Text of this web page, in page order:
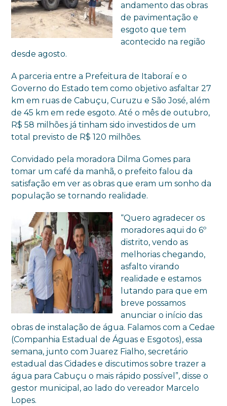
andamento das obras
de pavimentação e
esgoto que tem
acontecido na região
desde agosto.
A parceria entre a Prefeitura de Itaboraí e o
Governo do Estado tem como objetivo asfaltar 27
km em ruas de Cabuçu, Curuzu e São José, além
de 45 km em rede esgoto. Até o mês de outubro,
R$ 58 milhões já tinham sido investidos de um
total previsto de R$ 120 milhões.
Convidado pela moradora Dilma Gomes para
tomar um café da manhã, o prefeito falou da
satisfação em ver as obras que eram um sonho da
população se tornando realidade.
“Quero agradecer os
moradores aqui do 6º
distrito, vendo as
melhorias chegando,
asfalto virando
realidade e estamos
lutando para que em
breve possamos
anunciar o início das
obras de instalação de água. Falamos com a Cedae
(Companhia Estadual de Águas e Esgotos), essa
semana, junto com Juarez Fialho, secretário
estadual das Cidades e discutimos sobre trazer a
água para Cabuçu o mais rápido possível”, disse o
gestor municipal, ao lado do vereador Marcelo
Lopes.